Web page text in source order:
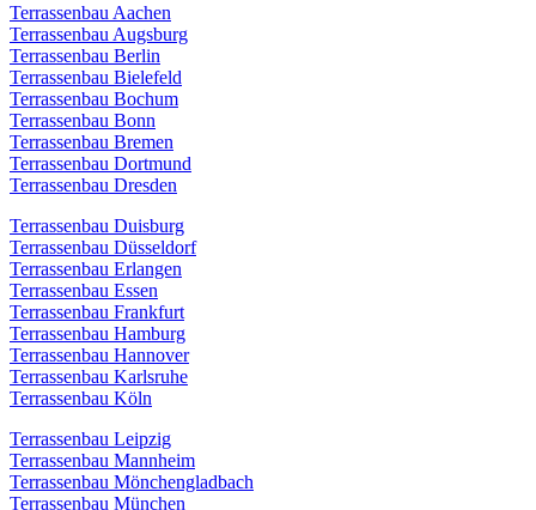
Terrassenbau Aachen
Terrassenbau Augsburg
Terrassenbau Berlin
Terrassenbau Bielefeld
Terrassenbau Bochum
Terrassenbau Bonn
Terrassenbau Bremen
Terrassenbau Dortmund
Terrassenbau Dresden
Terrassenbau Duisburg
Terrassenbau Düsseldorf
Terrassenbau Erlangen
Terrassenbau Essen
Terrassenbau Frankfurt
Terrassenbau Hamburg
Terrassenbau Hannover
Terrassenbau Karlsruhe
Terrassenbau Köln
Terrassenbau Leipzig
Terrassenbau Mannheim
Terrassenbau Mönchengladbach
Terrassenbau München